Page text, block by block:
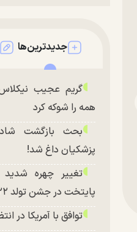
جدیدترین‌ها
گریم عجیب
همه را شوکه کرد
بحث بازگشت
پزشکیان داغ شد!
تغییر چهره
پایتخت در جشن تولد ۲۲ سالگی + تصاویر
توافق با آمریکا در